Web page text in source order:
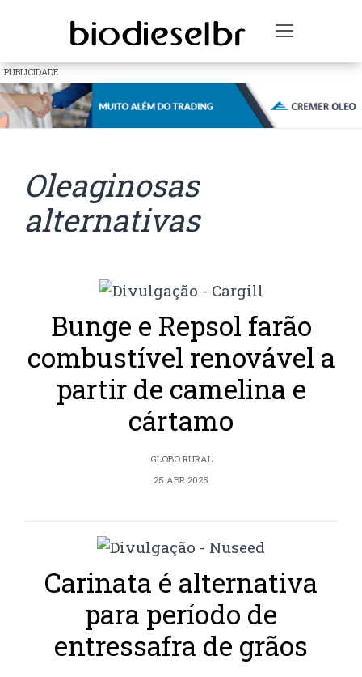
Toggle
PUBLICIDADE
Oleaginosas
alternativas
Bunge e Repsol farão
combustível renovável a
partir de camelina e
cártamo
GLOBO RURAL
25 ABR 2025
Carinata é alternativa
para período de
entressafra de grãos